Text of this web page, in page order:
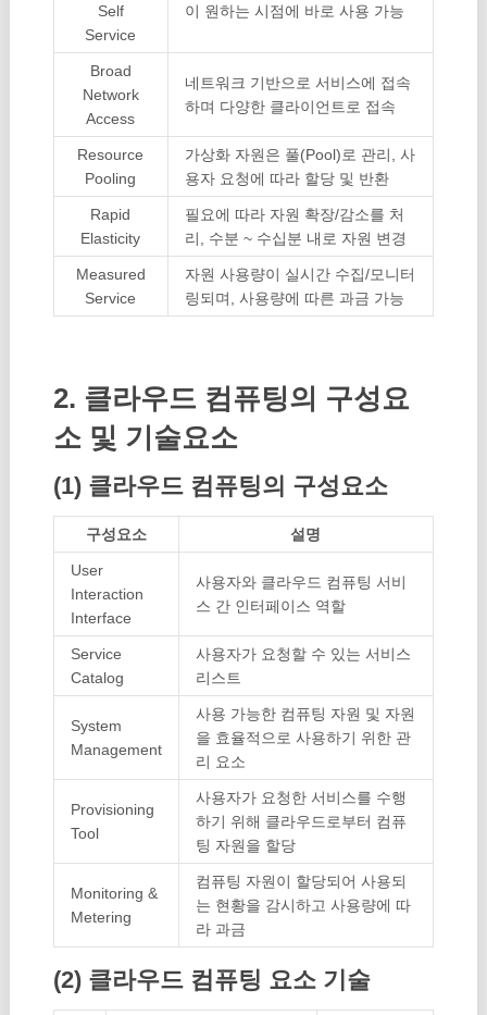
Self
Service
이 원하는 시점에 바로 사용 가능
Broad
Network
Access
네트워크 기반으로 서비스에 접속
하며 다양한 클라이언트로 접속
Resource
Pooling
가상화 자원은 풀(Pool)로 관리, 사
용자 요청에 따라 할당 및 반환
Rapid
Elasticity
필요에 따라 자원 확장/감소를 처
리, 수분 ~ 수십분 내로 자원 변경
Measured
Service
자원 사용량이 실시간 수집/모니터
링되며, 사용량에 따른 과금 가능
2. 클라우드 컴퓨팅의 구성요
소 및 기술요소
(1) 클라우드 컴퓨팅의 구성요소
구성요소 설명
User
Interaction
Interface
사용자와 클라우드 컴퓨팅 서비
스 간 인터페이스 역할
Service
Catalog
사용자가 요청할 수 있는 서비스
리스트
System
Management
사용 가능한 컴퓨팅 자원 및 자원
을 효율적으로 사용하기 위한 관
리 요소
Provisioning
Tool
사용자가 요청한 서비스를 수행
하기 위해 클라우드로부터 컴퓨
팅 자원을 할당
Monitoring &
Metering
컴퓨팅 자원이 할당되어 사용되
는 현황을 감시하고 사용량에 따
라 과금
(2) 클라우드 컴퓨팅 요소 기술